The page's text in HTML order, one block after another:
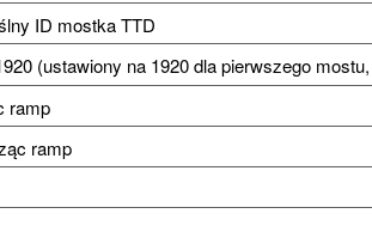
ID mostka TTD
(ustawiony na 1920 dla pierwszego
ramp
ramp